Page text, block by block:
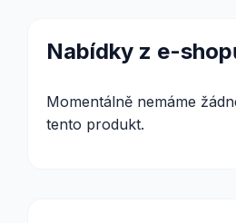
Nabídky z e-
Momentálně nemáme
tento produkt.